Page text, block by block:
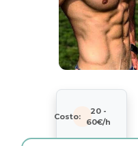
Costo:
20 -
60€/h